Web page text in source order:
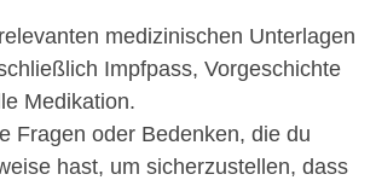
medizinischen Unterlagen
Impfpass, Vorgeschichte
Medikation.
Fragen oder Bedenken, die du
hast, um sicherzustellen, dass